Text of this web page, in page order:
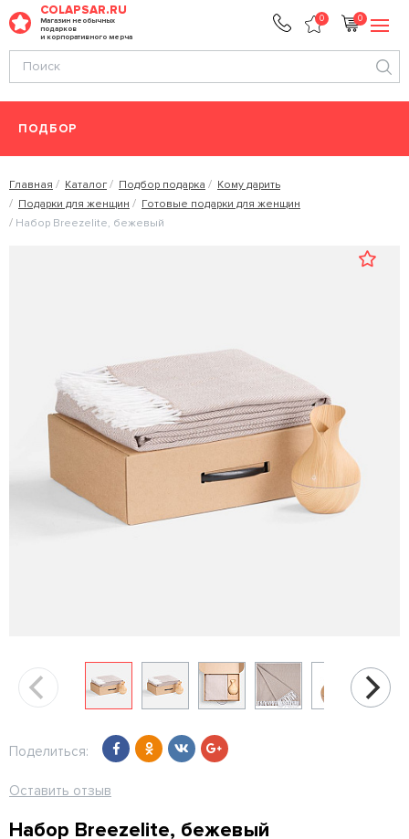
COLAPSAR.RU
Магазин необычных
подарков
и корпоративного мерча
0 0
ПОДБОР
Главная Каталог Подбор подарка
Кому дарить
Подарки для женщин
Готовые подарки для женщин
Набор Breezelite, бежевый
Поделиться:
Оставить отзыв
Набор Breezelite, бежевый